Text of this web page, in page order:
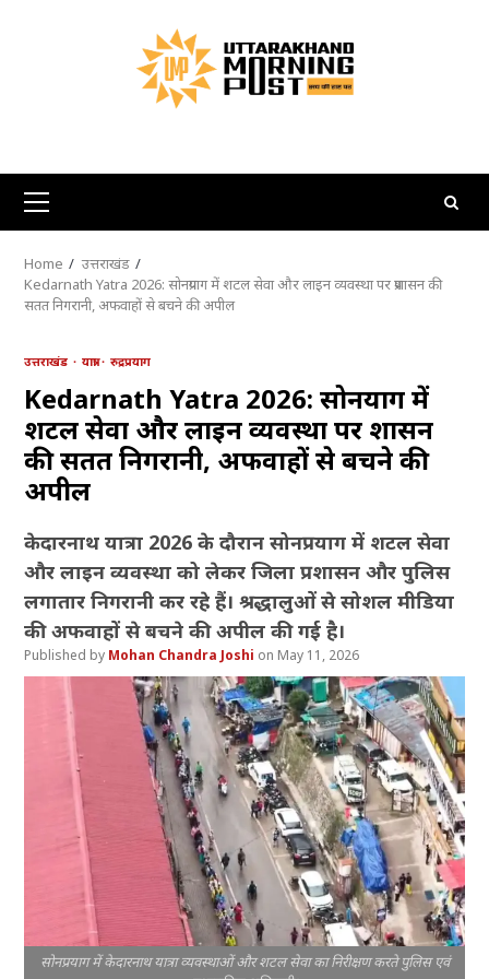
Primary
Menu
Home
उत्तराखंड
Kedarnath Yatra 2026: सोनप्रयाग में शटल सेवा और लाइन व्यवस्था पर प्रशासन की
सतत निगरानी, अफवाहों से बचने की अपील
उत्तराखंड यात्रा रुद्रप्रयाग
Kedarnath Yatra 2026: सोनप्रयाग में
शटल सेवा और लाइन व्यवस्था पर प्रशासन
की सतत निगरानी, अफवाहों से बचने की
अपील
केदारनाथ यात्रा 2026 के दौरान सोनप्रयाग में शटल सेवा
और लाइन व्यवस्था को लेकर जिला प्रशासन और पुलिस
लगातार निगरानी कर रहे हैं। श्रद्धालुओं से सोशल मीडिया
की अफवाहों से बचने की अपील की गई है।
Mohan Chandra Joshi May 11, 2026
सोनप्रयाग में केदारनाथ यात्रा व्यवस्थाओं और शटल सेवा का निरीक्षण करते पुलिस एवं